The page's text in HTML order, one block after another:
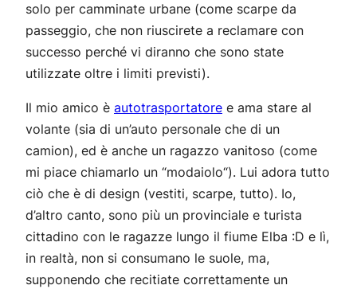
solo per camminate urbane (come scarpe da
passeggio, che non riuscirete a reclamare con
successo perché vi diranno che sono state
utilizzate oltre i limiti previsti).
Il mio amico è autotrasportatore e ama stare al
volante (sia di un’auto personale che di un
camion), ed è anche un ragazzo vanitoso (come
mi piace chiamarlo un “modaiolo“). Lui adora tutto
ciò che è di design (vestiti, scarpe, tutto). Io,
d’altro canto, sono più un provinciale e turista
cittadino con le ragazze lungo il fiume Elba :D e lì,
in realtà, non si consumano le suole, ma,
supponendo che recitiate correttamente un